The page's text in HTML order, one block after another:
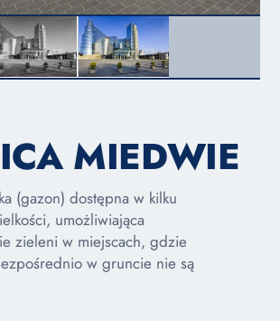
MIEDWIE
(gazon) dostępna w kilku
umożliwiająca
zieleni w miejscach, gdzie
w gruncie nie są